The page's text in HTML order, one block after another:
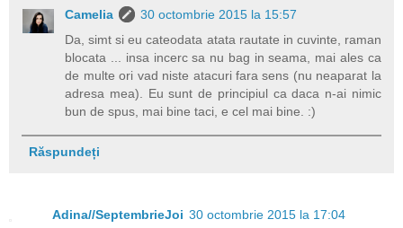
Camelia
30 octombrie 2015 la 15:57
Da, simt si eu cateodata atata rautate in cuvinte, raman
blocata ... insa incerc sa nu bag in seama, mai ales ca
de multe ori vad niste atacuri fara sens (nu neaparat la
adresa mea). Eu sunt de principiul ca daca n-ai nimic
bun de spus, mai bine taci, e cel mai bine. :)
Răspundeți
Adina//SeptembrieJoi 30 octombrie 2015 la 17:04